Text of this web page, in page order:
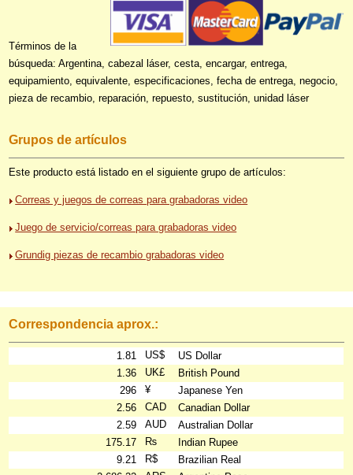
Términos de la
búsqueda: Argentina, cabezal láser, cesta, encargar, entrega,
equipamiento, equivalente, especificaciones, fecha de entrega, negocio,
pieza de recambio, reparación, repuesto, sustitución, unidad láser
Grupos de artículos
Este producto está listado en el siguiente grupo de artículos:
Correas y juegos de correas para grabadoras video
Juego de servicio/correas para grabadoras video
Grundig piezas de recambio grabadoras video
Correspondencia aprox.:
1.81 US$
US Dollar
1.36
UK£
British Pound
296
¥
Japanese Yen
2.56
CAD
Canadian Dollar
2.59
AUD
Australian Dollar
175.17
₨
Indian Rupee
9.21
R$
Brazilian Real